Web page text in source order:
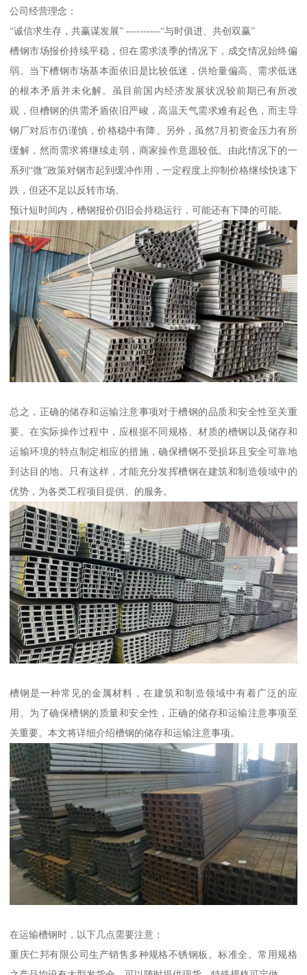
公司经营理念：
“诚信求生存，共赢谋发展” ----------“与时俱进、共创双赢”
槽钢市场报价持续平稳，但在需求淡季的情况下，成交情况始终偏
弱。当下槽钢市场基本面依旧是比较低迷，供给量偏高、需求低迷
的根本矛盾并未化解。虽目前国内经济发展状况较前期已有所改
观，但槽钢的供需矛盾依旧严峻，高温天气需求难有起色，而主导
钢厂对后市仍谨慎，价格稳中有降。另外，虽然7月初资金压力有所
缓解，然而需求将继续走弱，商家操作意愿较低。由此情况下的一
系列“微”政策对钢市起到缓冲作用，一定程度上抑制价格继续快速下
跌，但还不足以反转市场。
预计短时间内，槽钢报价仍旧会持稳运行，可能还有下降的可能。
总之，正确的储存和运输注意事项对于槽钢的品质和安全性至关重
要。在实际操作过程中，应根据不同规格、材质的槽钢以及储存和
运输环境的特点制定相应的措施，确保槽钢不受损坏且安全可靠地
到达目的地。只有这样，才能充分发挥槽钢在建筑和制造领域中的
优势，为各类工程项目提供、的服务。
槽钢是一种常见的金属材料，在建筑和制造领域中有着广泛的应
用。为了确保槽钢的质量和安全性，正确的储存和运输注意事项至
关重要。本文将详细介绍槽钢的储存和运输注意事项。
在运输槽钢时，以下几点需要注意：
重庆仁邦有限公司生产销售多种规格不锈钢板。标准全。常用规格